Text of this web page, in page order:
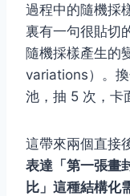
過程中的隨機採
裏有一句很貼切
隨機採樣產生的
variations）。
池，抽 5 次，卡
這帶來兩個直接
表達「第一張畫
比」這種結構化